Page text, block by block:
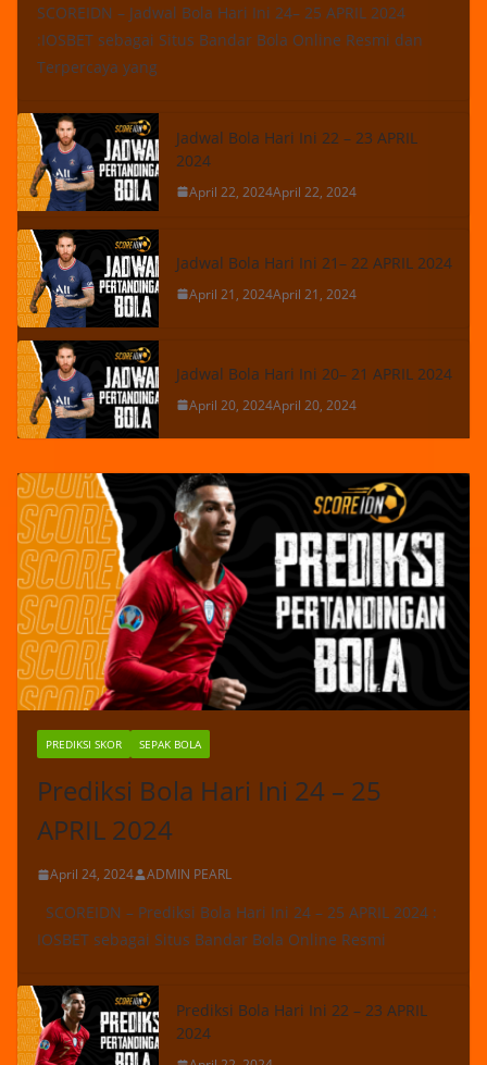
SCOREIDN – Jadwal Bola Hari Ini 24– 25 APRIL 2024
:IOSBET sebagai Situs Bandar Bola Online Resmi dan
Terpercaya yang
Jadwal Bola Hari Ini 22 – 23 APRIL
2024
April 22, 2024April 22, 2024
Jadwal Bola Hari Ini 21– 22 APRIL 2024
April 21, 2024April 21, 2024
Jadwal Bola Hari Ini 20– 21 APRIL 2024
April 20, 2024April 20, 2024
PREDIKSI SKOR SEPAK BOLA
Prediksi Bola Hari Ini 24 – 25
APRIL 2024
April 24, 2024 ADMIN PEARL
SCOREIDN – Prediksi Bola Hari Ini 24 – 25 APRIL 2024 :
IOSBET sebagai Situs Bandar Bola Online Resmi
Prediksi Bola Hari Ini 22 – 23 APRIL
2024